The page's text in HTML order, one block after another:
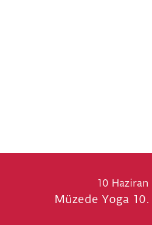
10 Haziran
Müzede Yoga